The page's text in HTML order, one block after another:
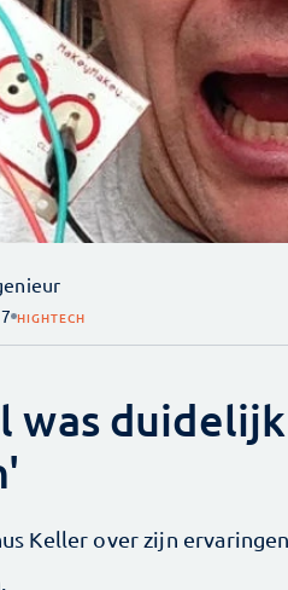
HIGHTECH
was
Keller over zijn